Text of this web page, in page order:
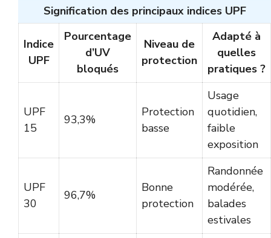
Signification des principaux indices UPF
Indice
UPF
Pourcentage
d’UV
bloqués
Niveau de
protection
Adapté à
quelles
pratiques ?
UPF
15
93,3%
Protection
basse
Usage
quotidien,
faible
exposition
UPF
30
96,7%
Bonne
protection
Randonnée
modérée,
balades
estivales